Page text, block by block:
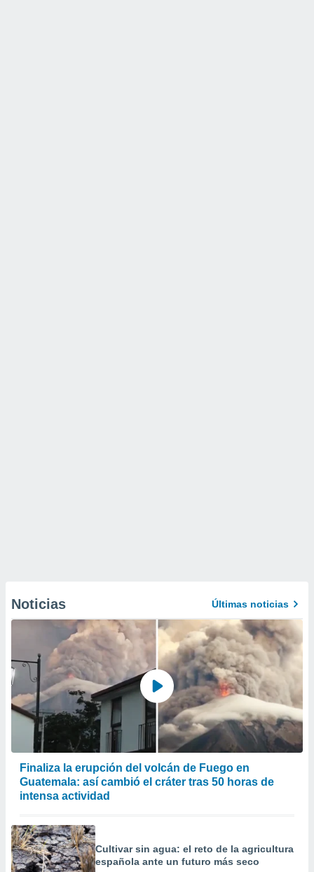
Noticias Últimas noticias
Finaliza la erupción del volcán de Fuego en
Guatemala: así cambió el cráter tras 50 horas de
intensa actividad
Cultivar sin agua: el reto de la agricultura
española ante un futuro más seco